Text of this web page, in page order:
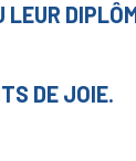
DE JOIE.